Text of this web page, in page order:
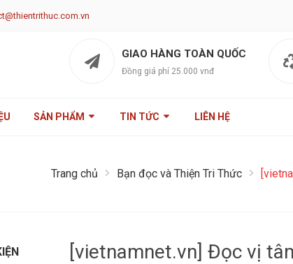
GIAO HÀNG TOÀN QUỐC
Đồng giá phí 25.000 vnđ
SẢN PHẨM TIN TỨC LIÊN HỆ
Trang chủ Bạn đọc và Thiện Tri Thức
[vietnamnet.vn] Đọc vị